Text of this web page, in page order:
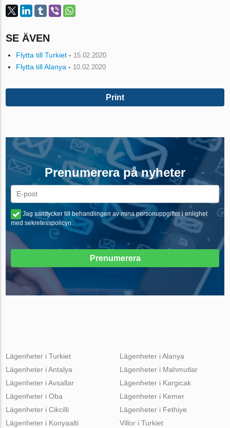
SE ÄVEN
Flytta till Turkiet - 15.02.2020
Flytta till Alanya - 10.02.2020
Print
Prenumerera på nyheter
Jag samtycker till behandlingen av mina personuppgifter i enlighet
med sekretesspolicyn.
Prenumerera
Lägenheter i Turkiet
Lägenheter i Antalya
Lägenheter i Avsallar
Lägenheter i Oba
Lägenheter i Cikcilli
Lägenheter i Alanya
Lägenheter i Mahmutlar
Lägenheter i Kargicak
Lägenheter i Kemer
Lägenheter i Fethiye
Lägenheter i Konyaalti
Villor i Turkiet